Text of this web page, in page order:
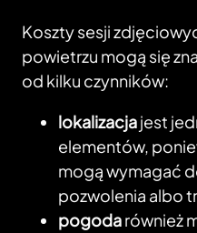
Koszty sesji
powietrzu mogą się
od kilku czynników:
lokalizacjajest
elementów,
mogą wymagać
pozwolenia albo
pogodarównież